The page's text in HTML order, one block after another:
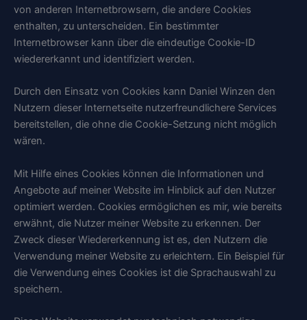
von anderen Internetbrowsern, die andere Cookies
enthalten, zu unterscheiden. Ein bestimmter
Internetbrowser kann über die eindeutige Cookie-ID
wiedererkannt und identifiziert werden.
Durch den Einsatz von Cookies kann Daniel Winzen den
Nutzern dieser Internetseite nutzerfreundlichere Services
bereitstellen, die ohne die Cookie-Setzung nicht möglich
wären.
Mit Hilfe eines Cookies können die Informationen und
Angebote auf meiner Website im Hinblick auf den Nutzer
optimiert werden. Cookies ermöglichen es mir, wie bereits
erwähnt, die Nutzer meiner Website zu erkennen. Der
Zweck dieser Wiedererkennung ist es, den Nutzern die
Verwendung meiner Website zu erleichtern. Ein Beispiel für
die Verwendung eines Cookies ist die Sprachauswahl zu
speichern.